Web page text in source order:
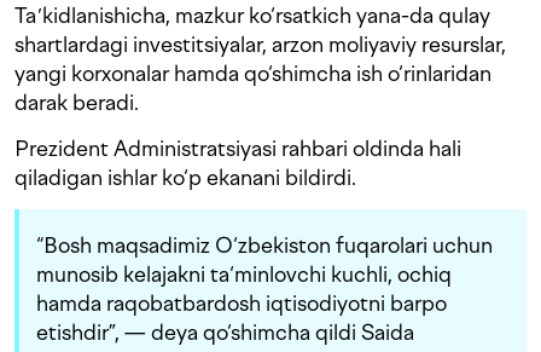
Taʼkidlanishicha, mazkur ko‘rsatkich yana-da qulay
shartlardagi investitsiyalar, arzon moliyaviy resurslar,
yangi korxonalar hamda qo‘shimcha ish o‘rinlaridan
darak beradi.
Prezident Administratsiyasi rahbari oldinda hali
qiladigan ishlar ko‘p ekanani bildirdi.
“Bosh maqsadimiz O‘zbekiston fuqarolari uchun
munosib kelajakni ta‘minlovchi kuchli, ochiq
hamda raqobatbardosh iqtisodiyotni barpo
etishdir”, — deya qo‘shimcha qildi Saida